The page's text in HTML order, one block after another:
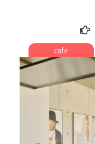
cafe